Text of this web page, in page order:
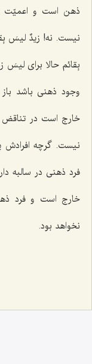
ذهن است و اعمیّت
نیست. نه! زیدٌ لیسَ
بِقائم حالا برایلیسَ
وجود ذهنی باشد
خارج است در تناقض
نیست. گرچه افرادش
فرد ذهنی در سالبه
خارج است و فرد
نخواهد بود.